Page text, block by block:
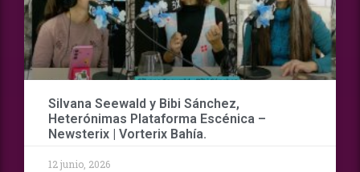
Silvana Seewald y Bibi Sánchez,
Heterónimas Plataforma Escénica –
Newsterix | Vorterix Bahía.
12 junio, 2026